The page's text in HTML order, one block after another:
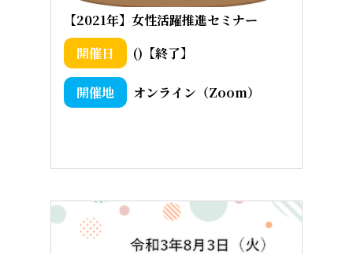
【2021年】女性活躍推進セミナー
()【終了】
オンライン（Zoom）